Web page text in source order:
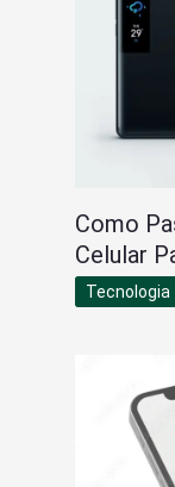
Como
Celular
Tecnologia